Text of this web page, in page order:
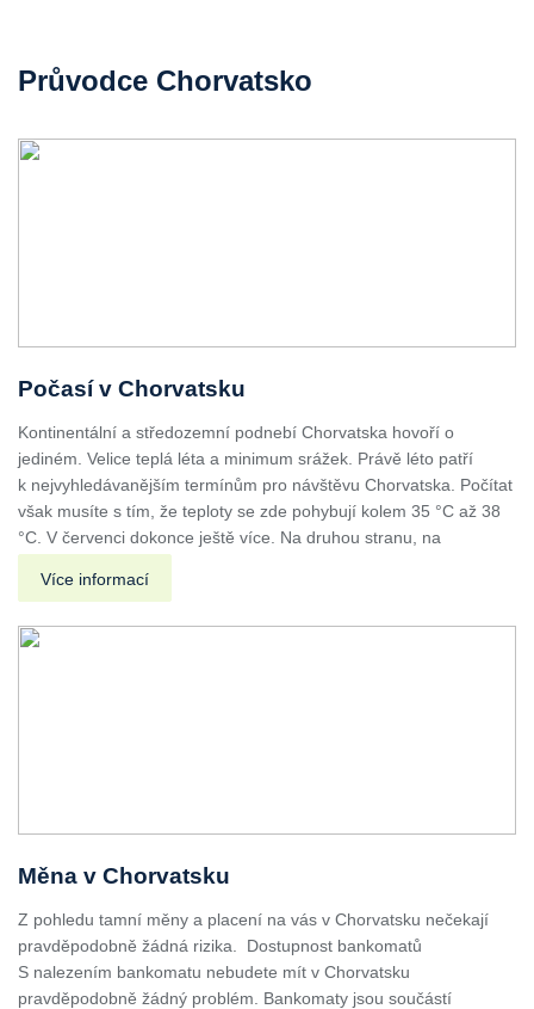
Průvodce Chorvatsko
Počasí v Chorvatsku
Kontinentální a středozemní podnebí Chorvatska hovoří o
jediném. Velice teplá léta a minimum srážek. Právě léto patří
k nejvyhledávanějším termínům pro návštěvu Chorvatska. Počítat
však musíte s tím, že teploty se zde pohybují kolem 35 °C až 38
°C. V červenci dokonce ještě více. Na druhou stranu, na
Více informací
Měna v Chorvatsku
Z pohledu tamní měny a placení na vás v Chorvatsku nečekají
pravděpodobně žádná rizika. Dostupnost bankomatů
S nalezením bankomatu nebudete mít v Chorvatsku
pravděpodobně žádný problém. Bankomaty jsou součástí